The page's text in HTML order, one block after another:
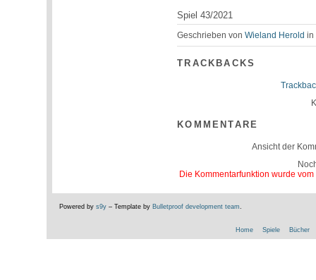
Spiel 43/2021
Geschrieben vonWieland Herold in
TRACKBACKS
KOMMENTARE
Ansicht der
Die Kommentarfunktion wurde
Powered by s9y– Template by Bulletproof development team
Home Spiele Bücher